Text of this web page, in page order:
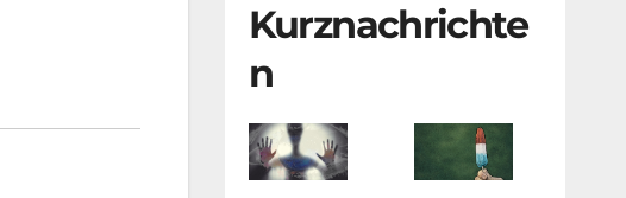
Kurznachrichte
n